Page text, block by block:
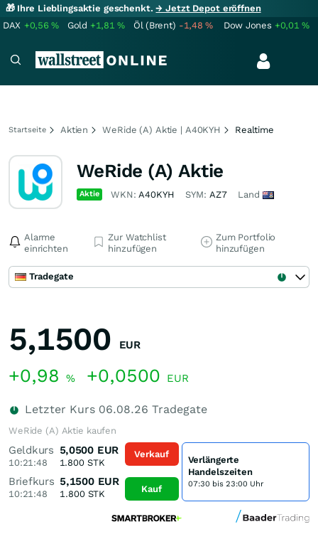
🎁 Ihre Lieblingsaktie geschenkt.→ Jetzt Depot eröffnen
DAX +0,56% Gold +1,81% Öl (Brent) -1,48% Dow Jones +0,01%
Startseite Aktien WeRide (A) Aktie | A40KYH Realtime
WeRide (A) Aktie
Aktie WKN:A40KYH SYM: AZ7 Land
Alarme
einrichten
Zur Watchlist
hinzufügen
Zum Portfolio
hinzufügen
Tradegate
5,1500 EUR
+0,98 % +0,0500 EUR
Letzter Kurs 06.08.26 Tradegate
WeRide (A) Aktie kaufen
Geldkurs
10:21:48
5,0500 EUR
1.800STK
Briefkurs
10:21:48
5,1500 EUR
1.800STK
Verkauf
Kauf
Verlängerte
Handelszeiten
07:30 bis 23:00 Uhr